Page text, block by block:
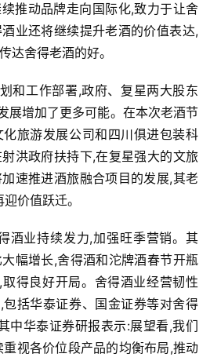
推动品牌走向国际化,致力于让舍
业还将继续提升老酒的价值表达,
达舍得老酒的好。
和工作部署,政府、复星两大股东
展增加了更多可能。在本次老酒节
旅游发展公司和四川俱进包装科
洪政府扶持下,在复星强大的文旅
速推进酒旅融合项目的发展,其老
价值跃迁。
酒业持续发力,加强旺季营销。其
幅增长,舍得酒和沱牌酒春节开瓶
得良好开局。舍得酒业经营韧性
括华泰证券、国金证券等对舍得
中华泰证券研报表示:展望看,我们
视各价位段产品的均衡布局,推动